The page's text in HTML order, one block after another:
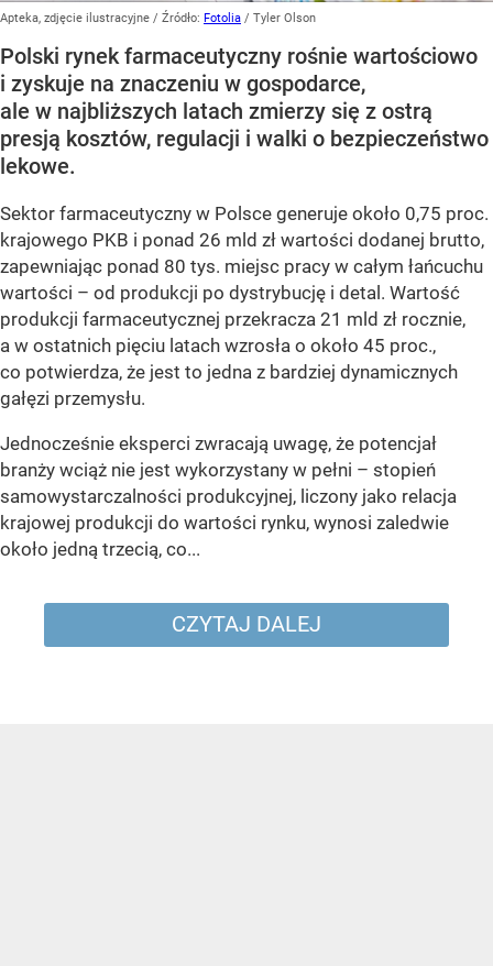
Apteka, zdjęcie ilustracyjne / Źródło: Fotolia / Tyler Olson
Polski rynek farmaceutyczny rośnie wartościowo
i zyskuje na znaczeniu w gospodarce,
ale w najbliższych latach zmierzy się z ostrą
presją kosztów, regulacji i walki o bezpieczeństwo
lekowe.
Sektor farmaceutyczny w Polsce generuje około 0,75 proc.
krajowego PKB i ponad 26 mld zł wartości dodanej brutto,
zapewniając ponad 80 tys. miejsc pracy w całym łańcuchu
wartości – od produkcji po dystrybucję i detal. Wartość
produkcji farmaceutycznej przekracza 21 mld zł rocznie,
a w ostatnich pięciu latach wzrosła o około 45 proc.,
co potwierdza, że jest to jedna z bardziej dynamicznych
gałęzi przemysłu.
Jednocześnie eksperci zwracają uwagę, że potencjał
branży wciąż nie jest wykorzystany w pełni – stopień
samowystarczalności produkcyjnej, liczony jako relacja
krajowej produkcji do wartości rynku, wynosi zaledwie
około jedną trzecią, co...
CZYTAJ DALEJ